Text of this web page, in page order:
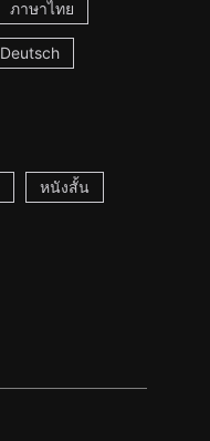
ภาษาไทย
Deutsch
หนังสั้น